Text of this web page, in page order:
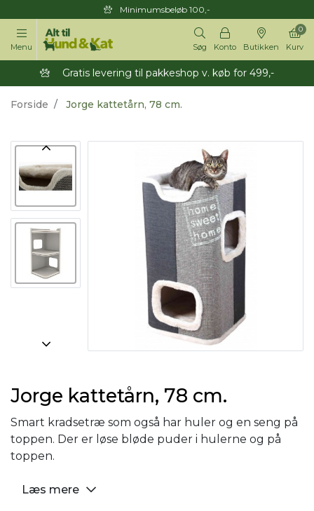
Minimumsbeløb 100,-
Menu Søg Konto Butikken Kurv
0
Gratis levering til pakkeshop v. køb for 499,-
Forside Jorge kattetårn, 78 cm.
Jorge kattetårn, 78 cm.
Smart kradsetræ som også har huler og en seng på
toppen. Der er løse bløde puder i hulerne og på
toppen.
Læs mere